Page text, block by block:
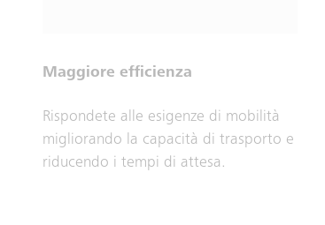
Maggiore efficienza
Rispondete alle esigenze di mobilità
migliorando la capacità di trasporto e
riducendo i tempi di attesa.